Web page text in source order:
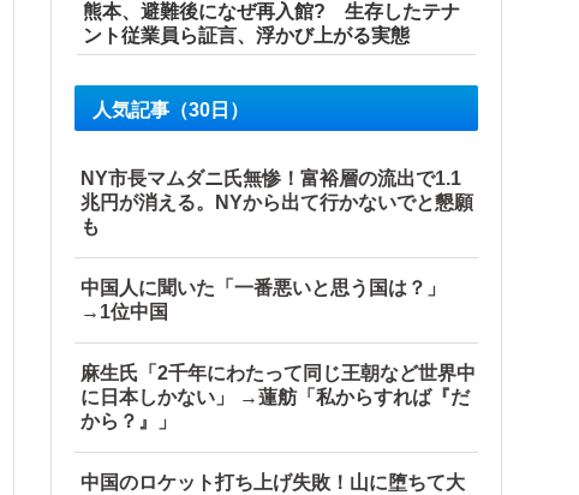
ブル」＝韓国の反応
経産省に報告他
熊本、避難後になぜ再入館? 生存したテナ
ント従業員ら証言、浮かび上がる実態
人気記事（30日）
NY市長マムダニ氏無惨！富裕層の流出で1.1
兆円が消える。NYから出て行かないでと懇願
も
中国人に聞いた「一番悪いと思う国は？」
→1位中国
麻生氏「2千年にわたって同じ王朝など世界中
に日本しかない」 →蓮舫「私からすれば『だ
から？』」
中国のロケット打ち上げ失敗！山に堕ちて大